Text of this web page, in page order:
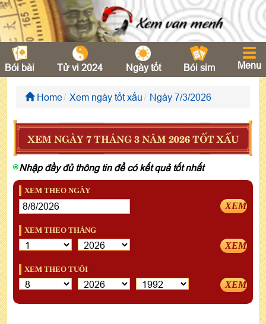
Bói bài Tử vi 2024 Ngày tốt Bói sim Menu
Home Xem ngày tốt xấu Ngày 7/3/2026
XEM NGÀY 7 THÁNG 3 NĂM 2026 TỐT XẤU
Nhập đầy đủ thông tin để có kết quả tốt nhất
XEM THEO NGÀY
XEM
XEM THEO THÁNG
XEM
XEM THEO TUỔI
XEM